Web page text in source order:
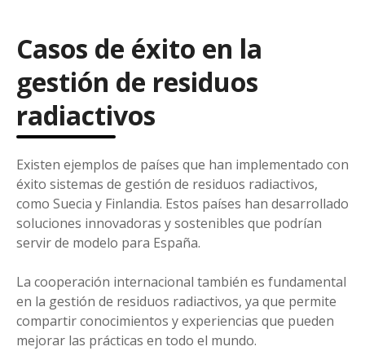
Casos de éxito en la
gestión de residuos
radiactivos
Existen ejemplos de países que han implementado con
éxito sistemas de gestión de residuos radiactivos,
como Suecia y Finlandia. Estos países han desarrollado
soluciones innovadoras y sostenibles que podrían
servir de modelo para España.
La cooperación internacional también es fundamental
en la gestión de residuos radiactivos, ya que permite
compartir conocimientos y experiencias que pueden
mejorar las prácticas en todo el mundo.